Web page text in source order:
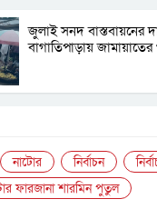
জুলাই সনদ বাস্তবায়নের
বাগাতিপাড়ায়
নাটোর নির্বাচন
ফারজানা শারমিন পুতুল